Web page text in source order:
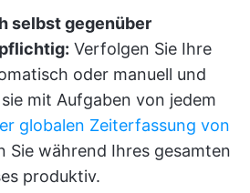
selbst gegenüber
Verfolgen Sie Ihre
oder manuell und
mit Aufgaben von jedem
globalen Zeiterfassung von
Sie während Ihres gesamten
produktiv.